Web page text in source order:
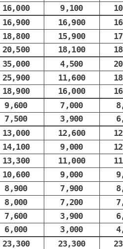
16,000 9,100
16,900 16,900
18,800 15,900
20,500 18,100
35,000 4,500
25,900 11,600
18,900 16,000
9,600 7,000
7,500 3,900
13,000 12,600
14,100 9,000
13,300 11,000
10,600 9,000
8,900 7,900
8,000 7,200
7,600 3,900
6,000 3,000
23,300 23,300